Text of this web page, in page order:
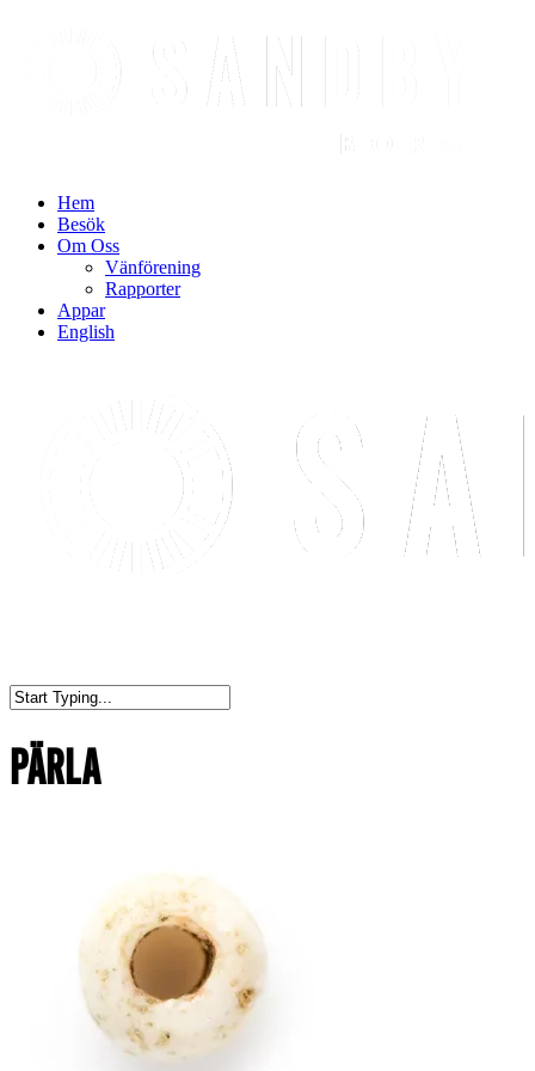
Hem
Besök
Om Oss
Vänförening
Rapporter
Appar
English
PÄRLA